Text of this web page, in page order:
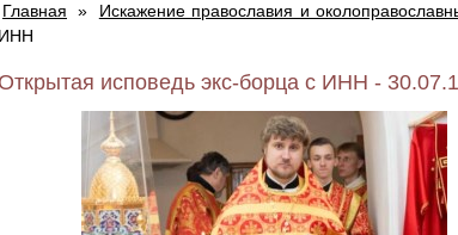
Главная » Искажение православия и
ИНН
Открытая исповедь экс-борца с ИНН -